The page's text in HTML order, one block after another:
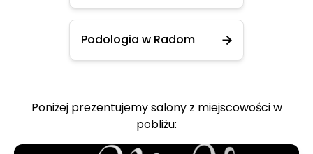
Podologia w Radom
Poniżej prezentujemy salony z miejscowości w
pobliżu: